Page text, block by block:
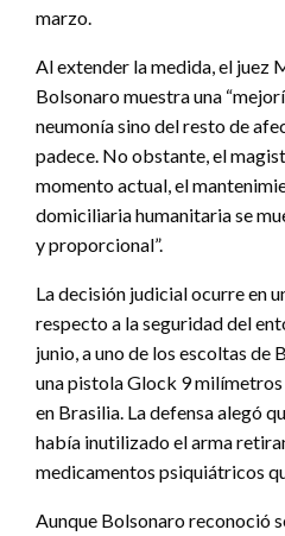
marzo.
Al extender la medida, el juez
Bolsonaro muestra una
neumonía sino del resto de
padece. No obstante, el
momento actual, el
domiciliaria humanitaria se
y proporcional”.
La decisión judicial ocurre en
respecto a la seguridad del
junio, a uno de los escoltas de
una pistola Glock 9
en Brasilia. La defensa alegó
había inutilizado el arma
medicamentos psiquiátricos
Aunque Bolsonaro reconoció